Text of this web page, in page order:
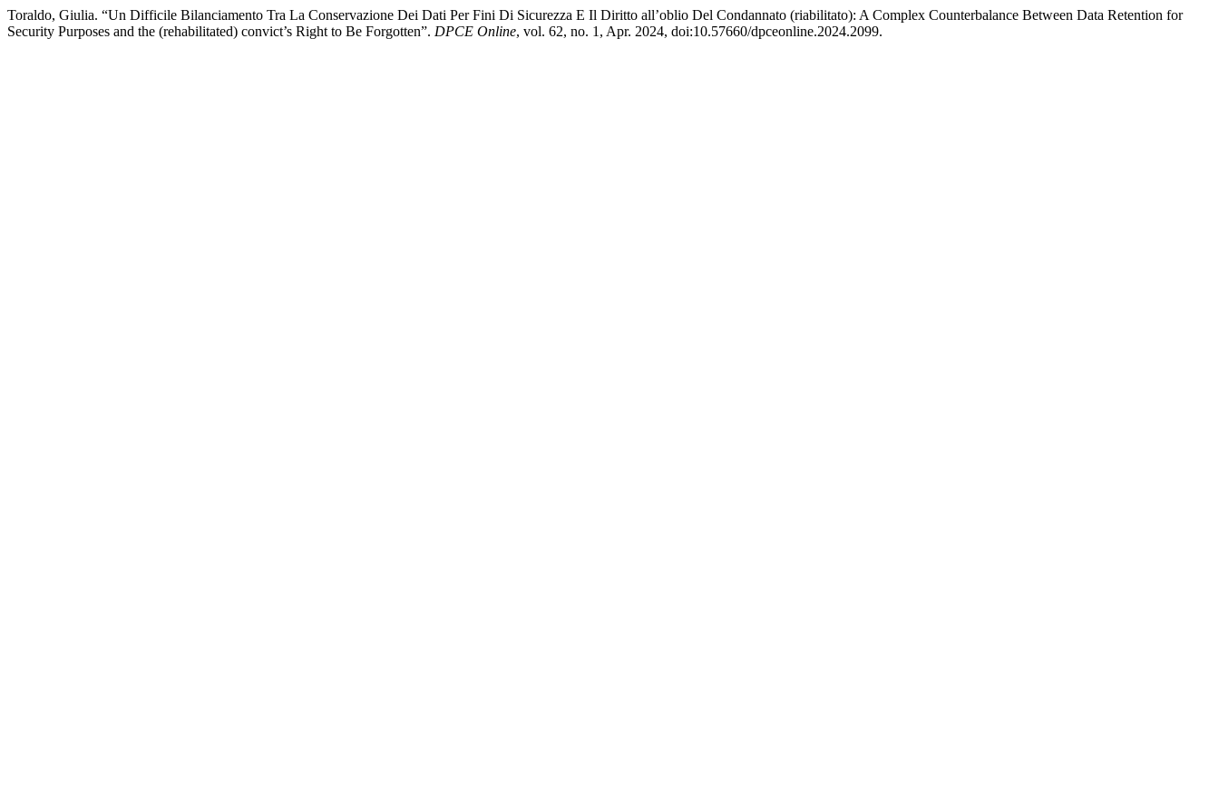
Toraldo, Giulia. “Un Difficile Bilanciamento Tra La Conservazione Dei Dati Per Fini Di Sicurezza E Il Diritto all’oblio Del Condannato (riabilitato): A Complex Counterbalance Between Data Retention for
Security Purposes and the (rehabilitated) convict’s Right to Be Forgotten”. DPCE Online, vol. 62, no. 1, Apr. 2024, doi:10.57660/dpceonline.2024.2099.